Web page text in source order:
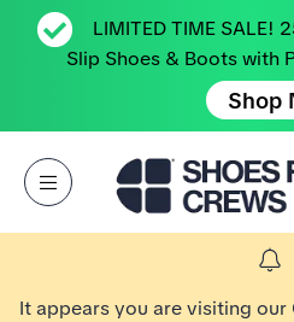
LIMITED TIME SALE!
Slip Shoes & Boots with
Shop
Open Menu
Aller à la page d’accueil Shoes For Crews
It appears you are visiting